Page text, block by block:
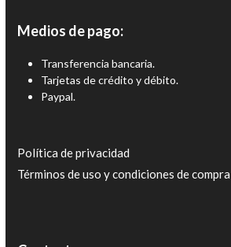
Medios de pago:
Transferencia bancaria.
Tarjetas de crédito y débito.
Paypal.
Política de privacidad
Términos de uso y condiciones de compra